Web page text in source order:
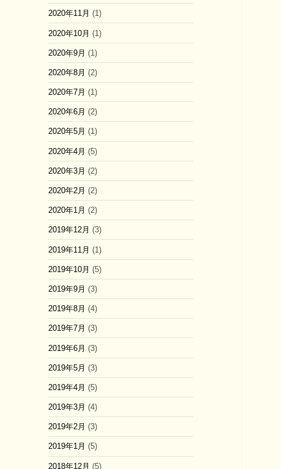
2020年11月 (1)
2020年10月 (1)
2020年9月 (1)
2020年8月 (2)
2020年7月 (1)
2020年6月 (2)
2020年5月 (1)
2020年4月 (5)
2020年3月 (2)
2020年2月 (2)
2020年1月 (2)
2019年12月 (3)
2019年11月 (1)
2019年10月 (5)
2019年9月 (3)
2019年8月 (4)
2019年7月 (3)
2019年6月 (3)
2019年5月 (3)
2019年4月 (5)
2019年3月 (4)
2019年2月 (3)
2019年1月 (5)
2018年12月 (5)